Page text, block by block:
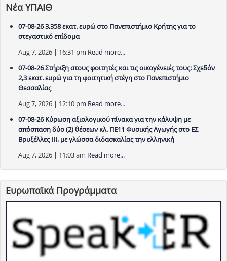
Νέα ΥΠΑΙΘ
07-08-26 3,358 εκατ. ευρώ στο Πανεπιστήμιο Κρήτης για το
στεγαστικό επίδομα
Aug 7, 2026 | 16:31 pm Read more...
07-08-26 Στήριξη στους φοιτητές και τις οικογένειές τους: Σχεδόν
2,3 εκατ. ευρώ για τη φοιτητική στέγη στο Πανεπιστήμιο
Θεσσαλίας
Aug 7, 2026 | 12:10 pm Read more...
07-08-26 Κύρωση αξιολογικού πίνακα για την κάλυψη με
απόσπαση δύο (2) θέσεων κλ. ΠΕ11 Φυσικής Αγωγής στο ΕΣ
Βρυξέλλες ΙΙΙ, με γλώσσα διδασκαλίας την ελληνική
Aug 7, 2026 | 11:03 am Read more...
Ευρωπαϊκά Προγράμματα